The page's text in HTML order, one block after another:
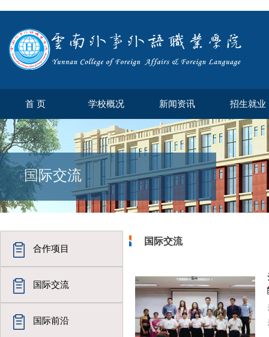
首 页 学校概况 新闻资讯 招生就业
国际交流
合作项目
国际交流
国际前沿
国际交流